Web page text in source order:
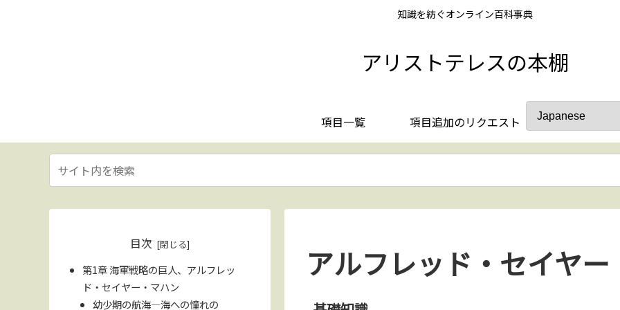
知識を紡ぐオンライン百科事典
アリストテレスの本棚
項目一覧 項目追加のリクエスト
アルフレッド・セイヤ
目次
第1章 海軍戦略の巨人、アルフレッ
ド・セイヤー・マハン
幼少期の航海—海への憧れの